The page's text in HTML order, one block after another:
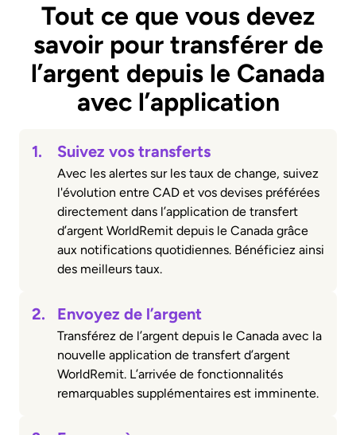
Tout ce que vous devez
savoir pour transférer de
l’argent depuis le Canada
avec l’application
1. Suivez vos transferts
Avec les alertes sur les taux de change, suivez
l'évolution entre CAD et vos devises préférées
directement dans l’application de transfert
d’argent WorldRemit depuis le Canada grâce
aux notifications quotidiennes. Bénéficiez ainsi
des meilleurs taux.
2. Envoyez de l’argent
Transférez de l’argent depuis le Canada avec la
nouvelle application de transfert d’argent
WorldRemit. L’arrivée de fonctionnalités
remarquables supplémentaires est imminente.